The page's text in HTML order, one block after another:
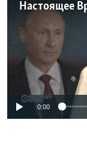
Настоящее
No
0:00